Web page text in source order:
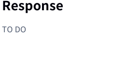
Response
TO DO